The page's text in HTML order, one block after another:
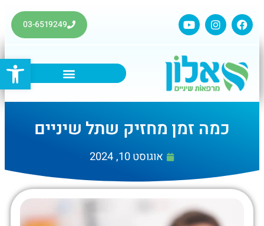
03-6519249
כמה זמן מחזיק שתל שיניים
אוגוסט 10, 2024
פתח